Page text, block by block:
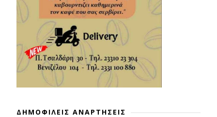
ΔΗΜΟΦΙΛΕΙΣ ΑΝΑΡΤΗΣΕΙΣ